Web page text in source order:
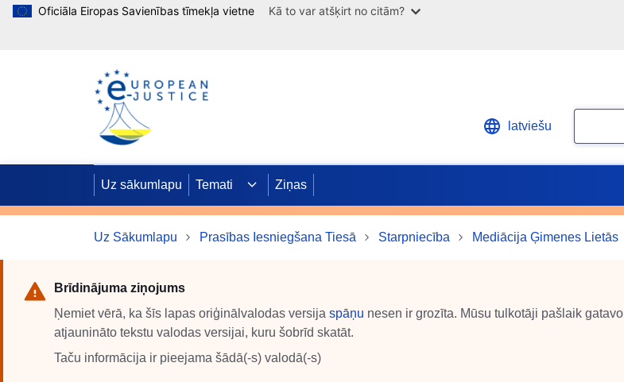
Pārlekt uz galveno saturu
Oficiāla Eiropas Savienības tīmekļa vietne
Kā to var atšķirt no citām?
latviešu
Uz sākumlapu Temati Ziņas
Uz Sākumlapu Prasības Iesniegšana Tiesā Starpniecība Mediācija Ģimenes Lietās
Brīdinājuma ziņojums
Ņemiet vērā, ka šīs lapas oriģinālvalodas versija spāņu nesen ir grozīta. Mūsu tulkotāji pašlaik gatavo
atjaunināto tekstu valodas versijai, kuru šobrīd skatāt.
Taču informācija ir pieejama šādā(-s) valodā(-s)